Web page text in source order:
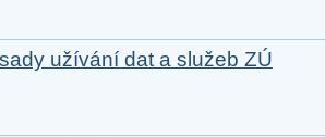
užívání dat a služeb ZÚ